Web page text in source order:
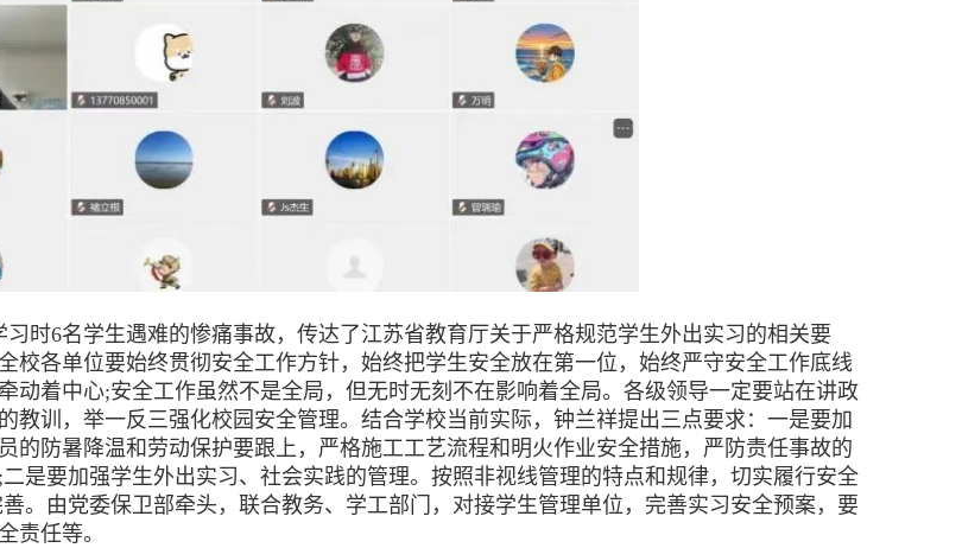
6名学生遇难的惨痛事故，传达了江苏省教育厅关于严格规范学生外出实习的相关要
校各单位要始终贯彻安全工作方针，始终把学生安全放在第一位，始终严守安全工作底线
动着中心;安全工作虽然不是全局，但无时无刻不在影响着全局。各级领导一定要站在讲政
教训，举一反三强化校园安全管理。结合学校当前实际，钟兰祥提出三点要求：一是要加
的防暑降温和劳动保护要跟上，严格施工工艺流程和明火作业安全措施，严防责任事故的
是要加强学生外出实习、社会实践的管理。按照非视线管理的特点和规律，切实履行安全
。由党委保卫部牵头，联合教务、学工部门，对接学生管理单位，完善实习安全预案，要
责任等。